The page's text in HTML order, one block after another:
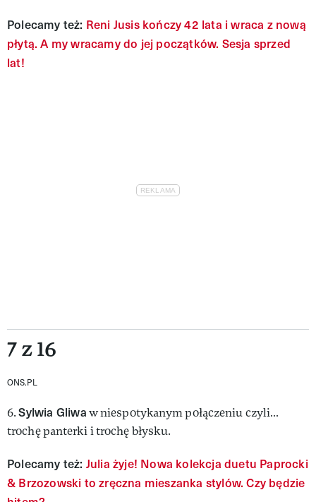
Polecamy też: Reni Jusis kończy 42 lata i wraca z nową
płytą. A my wracamy do jej początków. Sesja sprzed
lat!
7 z 16
ONS.PL
6.Sylwia Gliwaw niespotykanym połączeniu czyli…
trochę panterki i trochę błysku.
Polecamy też: Julia żyje! Nowa kolekcja duetu Paprocki
& Brzozowski to zręczna mieszanka stylów. Czy będzie